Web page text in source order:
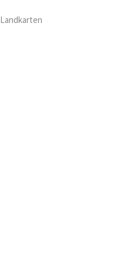
Landkarten